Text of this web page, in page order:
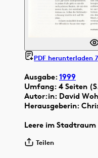
Ausgabe:1999
Umfang: 4 Seiten
Autor:in: David
Herausgeberin:
Leere im Stadtraum
Teilen
PDF herunterladen